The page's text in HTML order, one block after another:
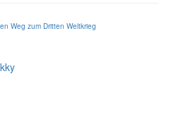
Weg zum Dritten Weltkrieg